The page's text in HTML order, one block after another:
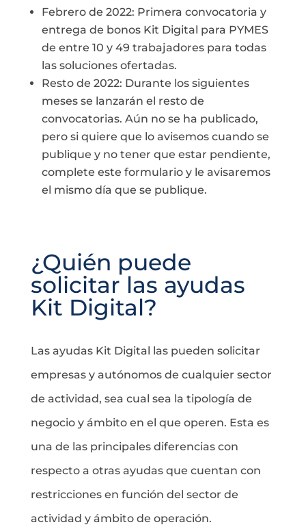
Febrero de 2022: Primera convocatoria y
entrega de bonos Kit Digital para PYMES
de entre 10 y 49 trabajadores para todas
las soluciones ofertadas.
Resto de 2022: Durante los siguientes
meses se lanzarán el resto de
convocatorias. Aún no se ha publicado,
pero si quiere que lo avisemos cuando se
publique y no tener que estar pendiente,
complete este formulario y le avisaremos
el mismo día que se publique.
¿Quién puede
solicitar las ayudas
Kit Digital?
Las ayudas Kit Digital las pueden solicitar
empresas y autónomos de cualquier sector
de actividad, sea cual sea la tipología de
negocio y ámbito en el que operen. Esta es
una de las principales diferencias con
respecto a otras ayudas que cuentan con
restricciones en función del sector de
actividad y ámbito de operación.